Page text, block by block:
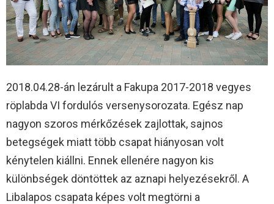
2018.04.28-án lezárult a Fakupa 2017-2018 vegyes
röplabda VI fordulós versenysorozata. Egész nap
nagyon szoros mérkőzések zajlottak, sajnos
betegségek miatt több csapat hiányosan volt
kénytelen kiállni. Ennek ellenére nagyon kis
különbségek döntöttek az aznapi helyezésekről. A
Libalapos csapata képes volt megtörni a